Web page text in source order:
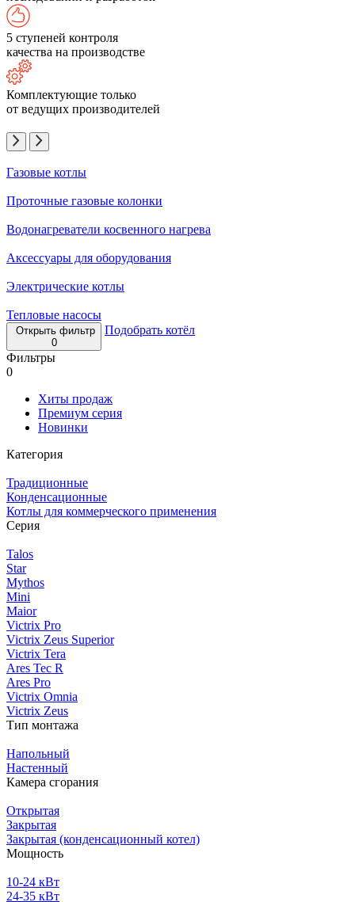
5 ступеней контроля
качества на производстве
Комплектующие только
от ведущих производителей
Газовые котлы
Проточные газовые колонки
Водонагреватели косвенного нагрева
Аксессуары для оборудования
Электрические котлы
Тепловые насосы
Открыть фильтр
0
Подобрать котёл
Фильтры
0
Хиты продаж
Премиум серия
Новинки
Категория
Традиционные
Конденсационные
Котлы для коммерческого применения
Серия
Talos
Star
Mythos
Mini
Maior
Victrix Pro
Victrix Zeus Superior
Victrix Tera
Ares Tec R
Ares Pro
Victrix Omnia
Victrix Zeus
Тип монтажа
Напольный
Настенный
Камера сгорания
Открытая
Закрытая
Закрытая (конденсационный котел)
Мощность
10-24 кВт
24-35 кВт